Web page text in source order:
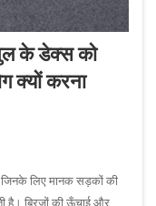
के डेक्स को
क्यों करना
जिनके लिए मानक सड़कों की
है। ब्रिजों की ऊँचाई और